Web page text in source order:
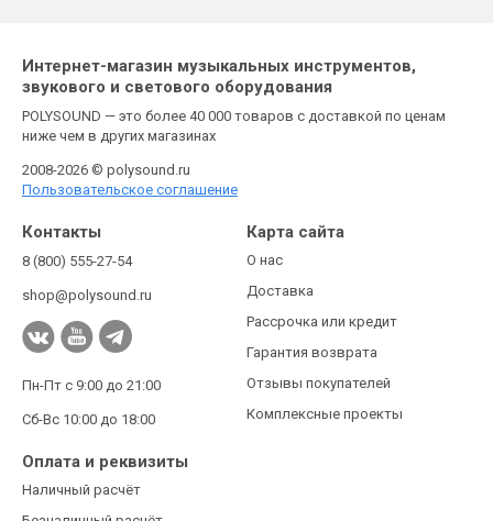
Интернет-магазин музыкальных инструментов,
звукового и светового оборудования
POLYSOUND — это более 40 000 товаров с доставкой по ценам
ниже чем в других магазинах
2008-2026 © polysound.ru
Пользовательское соглашение
Контакты
8 (800) 555-27-54
shop@polysound.ru
Пн-Пт с 9:00 до 21:00
Сб-Вс 10:00 до 18:00
Карта сайта
О нас
Доставка
Рассрочка или кредит
Гарантия возврата
Отзывы покупателей
Комплексные проекты
Оплата и реквизиты
Наличный расчёт